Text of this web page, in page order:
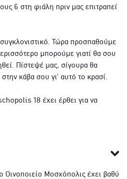
6 στη φιάλη πριν μας επιτραπεί
Τώρα προσπαθούμε
μπορούμε γιατί θα σου
Πίστεψέ μας, σίγουρα θα
κάβα σου γι’ αυτό το κρασί.
18 έχει έρθει για να
Μοσχόπολις έχει βαθύ